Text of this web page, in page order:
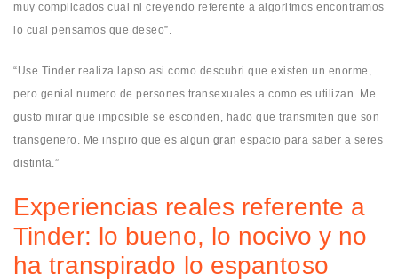
muy complicados cual ni creyendo referente a algoritmos encontramos
lo cual pensamos que deseo”.
“Use Tinder realiza lapso asi­ como descubri que existen un enorme,
pero genial numero de persones transexuales a como es utilizan. Me
gusto mirar que imposible se esconden, hado que transmiten que son
transgenero. Me inspiro que es algun gran espacio para saber a seres
distinta.”
Experiencias reales referente a
Tinder: lo bueno, lo nocivo y no
ha transpirado lo espantoso